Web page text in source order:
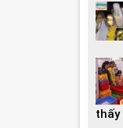
thấy